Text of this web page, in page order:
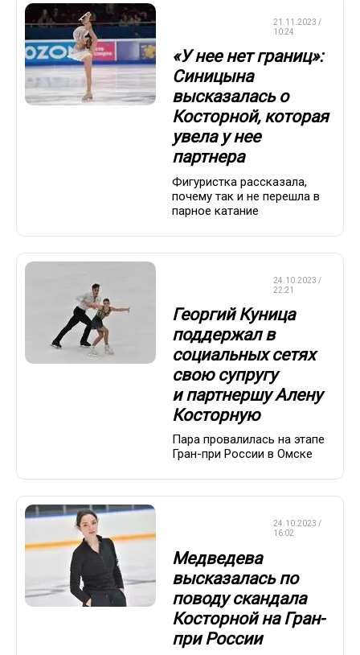
21.11.2023 /
10:24
«У нее нет границ»:
Синицына
высказалась о
Косторной, которая
увела у нее
партнера
Фигуристка рассказала,
почему так и не перешла в
парное катание
24.10.2023 /
22:21
Георгий Куница
поддержал в
социальных сетях
свою супругу
и партнершу Алену
Косторную
Пара провалилась на этапе
Гран-при России в Омске
24.10.2023 /
16:02
Медведева
высказалась по
поводу скандала
Косторной на Гран-
при России